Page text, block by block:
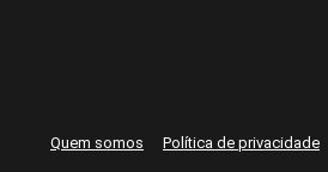
Quem somos Política de privacidade